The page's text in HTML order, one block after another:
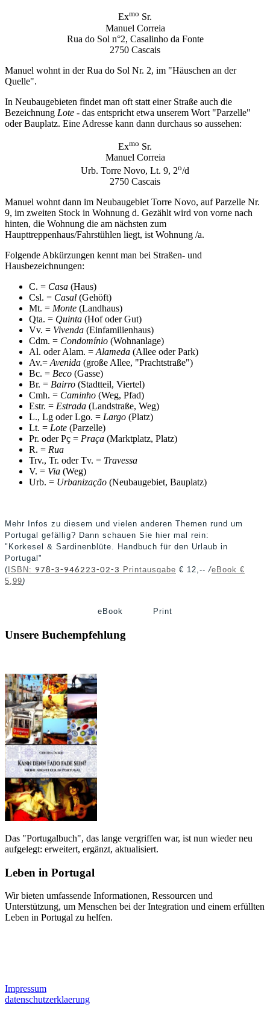
Exmo Sr.
Manuel Correia
Rua do Sol n°2, Casalinho da Fonte
2750 Cascais
Manuel wohnt in der Rua do Sol Nr. 2, im "Häuschen an der
Quelle".
In Neubaugebieten findet man oft statt einer Straße auch die
Bezeichnung Lote - das entspricht etwa unserem Wort "Parzelle"
oder Bauplatz. Eine Adresse kann dann durchaus so aussehen:
Exmo Sr.
Manuel Correia
Urb. Torre Novo, Lt. 9, 2o/d
2750 Cascais
Manuel wohnt dann im Neubaugebiet Torre Novo, auf Parzelle Nr.
9, im zweiten Stock in Wohnung d. Gezählt wird von vorne nach
hinten, die Wohnung die am nächsten zum
Haupttreppenhaus/Fahrstühlen liegt, ist Wohnung /a.
Folgende Abkürzungen kennt man bei Straßen- und
Hausbezeichnungen:
C. = Casa (Haus)
Csl. = Casal (Gehöft)
Mt. = Monte (Landhaus)
Qta. = Quinta (Hof oder Gut)
Vv. = Vivenda (Einfamilienhaus)
Cdm. = Condomínio (Wohnanlage)
Al. oder Alam. = Alameda (Allee oder Park)
Av.= Avenida (große Allee, "Prachtstraße")
Bc. = Beco (Gasse)
Br. = Bairro (Stadtteil, Viertel)
Cmh. = Caminho (Weg, Pfad)
Estr. = Estrada (Landstraße, Weg)
L., Lg oder Lgo. = Largo (Platz)
Lt. = Lote (Parzelle)
Pr. oder Pç = Praça (Marktplatz, Platz)
R. = Rua
Trv., Tr. oder Tv. = Travessa
V. = Via (Weg)
Urb. = Urbanização (Neubaugebiet, Bauplatz)
Mehr Infos zu diesem und vielen anderen Themen rund um
Portugal gefällig? Dann schauen Sie hier mal rein:
"Korkesel & Sardinenblüte. Handbuch für den Urlaub in
Portugal"
( ISBN: 978-3-946223-02-3 Printausgabe € 12,-- /eBook €
5,99)
eBook Print
Unsere Buchempfehlung
Das "Portugalbuch", das lange vergriffen war, ist nun wieder neu
aufgelegt: erweitert, ergänzt, aktualisiert.
Leben in Portugal
Wir bieten umfassende Informationen, Ressourcen und
Unterstützung, um Menschen bei der Integration und einem erfüllten
Leben in Portugal zu helfen.
Impressum
datenschutzerklaerung